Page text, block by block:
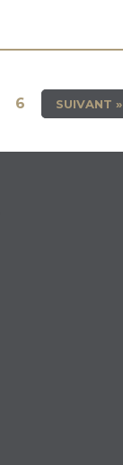
6 SUIVANT »